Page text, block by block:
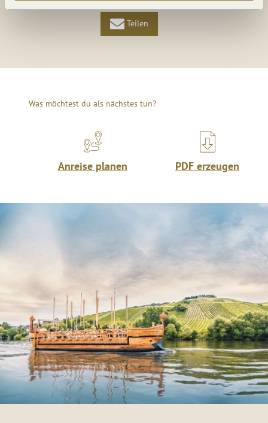
Teilen
Was möchtest du als nächstes tun?
Anreise planen PDF erzeugen